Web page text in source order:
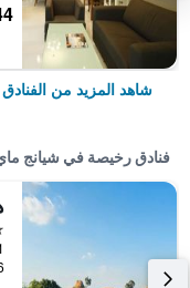
شاهد المزيد من الفنادق
فنادق رخيصة في شيانج
3
0.6